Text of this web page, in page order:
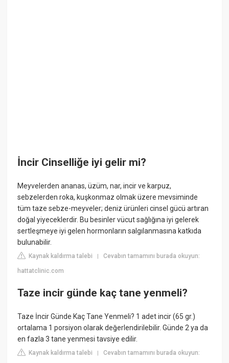
İncir Cinselliğe iyi gelir mi?
Meyvelerden ananas, üzüm, nar, incir ve karpuz,
sebzelerden roka, kuşkonmaz olmak üzere mevsiminde
tüm taze sebze-meyveler; deniz ürünleri cinsel gücü artıran
doğal yiyeceklerdir. Bu besinler vücut sağlığına iyi gelerek
sertleşmeye iyi gelen hormonların salgılanmasına katkıda
bulunabilir.
Kaynak kaldırma talebi |Cevabın tamamını burada okuyun:
hattatclinic.com
Taze incir günde kaç tane yenmeli?
Taze İncir Günde Kaç Tane Yenmeli? 1 adet incir (65 gr.)
ortalama 1 porsiyon olarak değerlendirilebilir. Günde 2 ya da
en fazla 3 tane yenmesi tavsiye edilir.
Kaynak kaldırma talebi |Cevabın tamamını burada okuyun: